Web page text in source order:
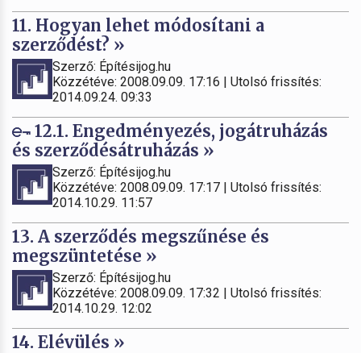
11. Hogyan lehet módosítani a
szerződést? »
Szerző: Építésijog.hu
Közzétéve: 2008.09.09. 17:16 | Utolsó frissítés:
2014.09.24. 09:33
12.1. Engedményezés, jogátruházás
és szerződésátruházás »
Szerző: Építésijog.hu
Közzétéve: 2008.09.09. 17:17 | Utolsó frissítés:
2014.10.29. 11:57
13. A szerződés megszűnése és
megszüntetése »
Szerző: Építésijog.hu
Közzétéve: 2008.09.09. 17:32 | Utolsó frissítés:
2014.10.29. 12:02
14. Elévülés »